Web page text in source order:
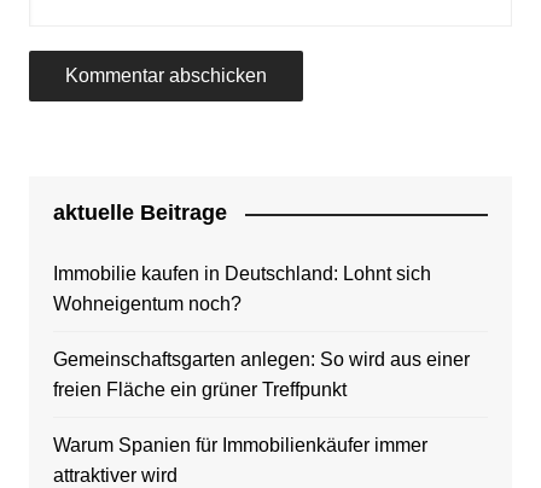
aktuelle Beitrage
Immobilie kaufen in Deutschland: Lohnt sich
Wohneigentum noch?
Gemeinschaftsgarten anlegen: So wird aus einer
freien Fläche ein grüner Treffpunkt
Warum Spanien für Immobilienkäufer immer
attraktiver wird